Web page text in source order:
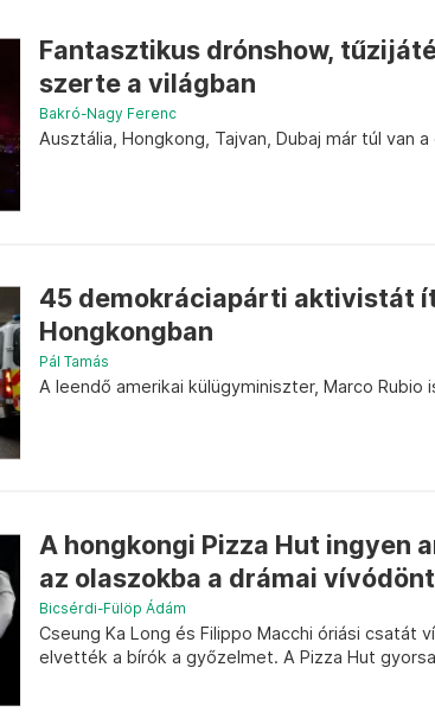
Fantasztikus drónshow,
szerte a világban
Bakró-Nagy Ferenc
Ausztália, Hongkong, Tajvan, Dubaj már túl van
45 demokráciapárti aktivistát
Hongkongban
Pál Tamás
A leendő amerikai külügyminiszter, Marco Rubio
A hongkongi Pizza Hut ingyen
az olaszokba a drámai
Bicsérdi-Fülöp Ádám
Cseung Ka Long és Filippo Macchi óriási
elvették a bírók a győzelmet. A Pizza Hut